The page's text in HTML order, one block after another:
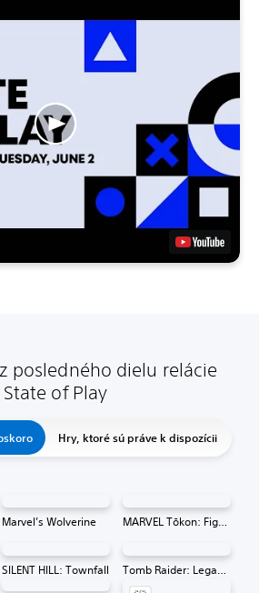
posledného dielu relácie
State of Play
Hry, ktoré sú práve k dispozícii
Marvel’s Wolverine MARVEL Tōkon: Fighting Souls
SILENT HILL: Townfall Tomb Raider: Legacy of Atlantis